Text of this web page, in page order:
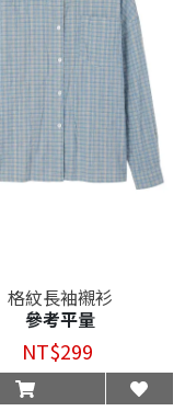
格紋長袖襯衫
參考平量
NT$299